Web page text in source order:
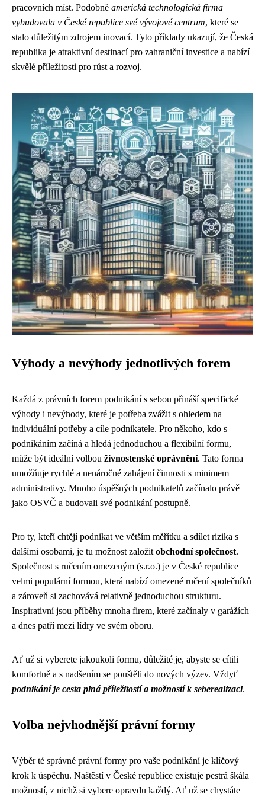
pracovních míst. Podobně americká technologická firma
vybudovala v České republice své vývojové centrum, které se
stalo důležitým zdrojem inovací. Tyto příklady ukazují, že Česká
republika je atraktivní destinací pro zahraniční investice a nabízí
skvělé příležitosti pro růst a rozvoj.
Výhody a nevýhody jednotlivých forem
Každá z právních forem podnikání s sebou přináší specifické
výhody i nevýhody, které je potřeba zvážit s ohledem na
individuální potřeby a cíle podnikatele. Pro někoho, kdo s
podnikáním začíná a hledá jednoduchou a flexibilní formu,
může být ideální volbou živnostenské oprávnění. Tato forma
umožňuje rychlé a nenáročné zahájení činnosti s minimem
administrativy. Mnoho úspěšných podnikatelů začínalo právě
jako OSVČ a budovali své podnikání postupně.
Pro ty, kteří chtějí podnikat ve větším měřítku a sdílet rizika s
dalšími osobami, je tu možnost založit obchodní společnost.
Společnost s ručením omezeným (s.r.o.) je v České republice
velmi populární formou, která nabízí omezené ručení společníků
a zároveň si zachovává relativně jednoduchou strukturu.
Inspirativní jsou příběhy mnoha firem, které začínaly v garážích
a dnes patří mezi lídry ve svém oboru.
Ať už si vyberete jakoukoli formu, důležité je, abyste se cítili
komfortně a s nadšením se pouštěli do nových výzev. Vždyť
podnikání je cesta plná příležitostí a možností k seberealizaci.
Volba nejvhodnější právní formy
Výběr té správné právní formy pro vaše podnikání je klíčový
krok k úspěchu. Naštěstí v České republice existuje pestrá škála
možností, z nichž si vybere opravdu každý. Ať už se chystáte